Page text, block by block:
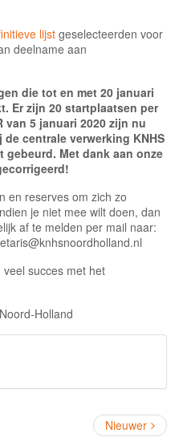
lijstgeselecteerden voor
deelname aan
die tot en met 20 januari
Er zijn 20 startplaatsen per
van 5 januari 2020 zijn nu
centrale verwerking KNHS
gebeurd. Met dank aan onze
en reserves om zich zo
je niet mee wilt doen, dan
af te melden per mail naar:
succes met het
Holland
Nieuwer